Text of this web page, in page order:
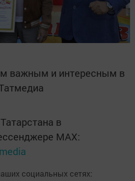
важным и интересным в
в
MАХ:
социальных сетях: